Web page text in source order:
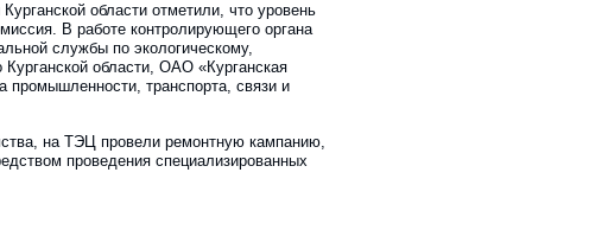
области отметили, что уровень
В работе контролирующего органа
службы по экологическому,
области, ОАО «Курганская
транспорта, связи и
на ТЭЦ провели ремонтную кампанию,
проведения специализированных